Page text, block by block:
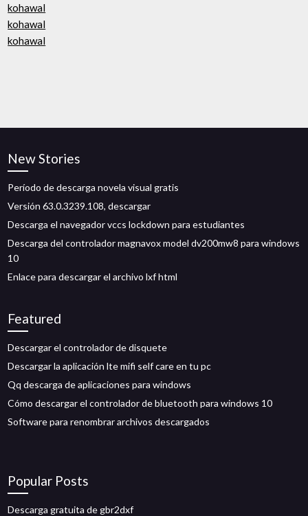
kohawal
kohawal
kohawal
New Stories
Período de descarga novela visual gratis
Versión 63.0.3239.108, descargar
Descarga el navegador vccs lockdown para estudiantes
Descarga del controlador magnavox model dv200mw8 para windows
10
Enlace para descargar el archivo lxf html
Featured
Descargar el controlador de disquete
Descargar la aplicación lte mifi self care en tu pc
Qq descarga de aplicaciones para windows
Cómo descargar el controlador de bluetooth para windows 10
Software para renombrar archivos descargados
Popular Posts
Descarga gratuita de gbr2dxf